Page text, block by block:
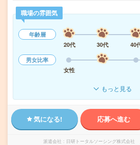
職場の雰囲気
年齢層
20代
30代 40
男女比率
女性
もっと見る
気になる! 応募へ進む
派遣会社 日研トータルソーシング株式会社